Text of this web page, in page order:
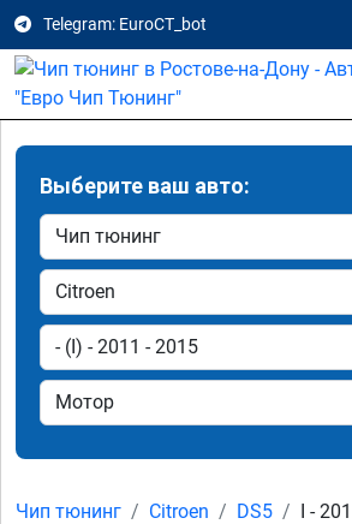
Telegram: EuroCT_bot
Выберите ваш авто:
Чип тюнинг Citroen DS5 I -